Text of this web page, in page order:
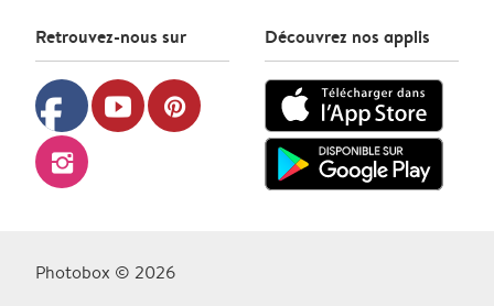
Retrouvez-nous sur
facebook youtube pinterest
instagram
Découvrez nos applis
Photobox © 2026